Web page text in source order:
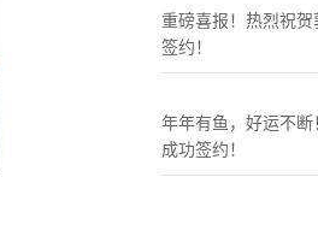
重磅喜报！热烈祝
签约！
年年有鱼，好运不
成功签约！